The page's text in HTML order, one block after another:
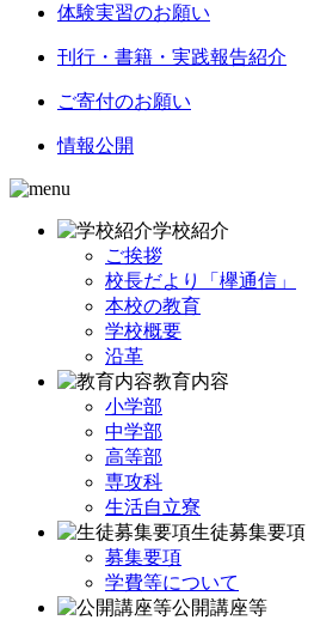
体験実習のお願い
刊行・書籍・実践報告紹介
ご寄付のお願い
情報公開
学校紹介
ご挨拶
校長だより「欅通信」
本校の教育
学校概要
沿革
教育内容
小学部
中学部
高等部
専攻科
生活自立寮
生徒募集要項
募集要項
学費等について
公開講座等